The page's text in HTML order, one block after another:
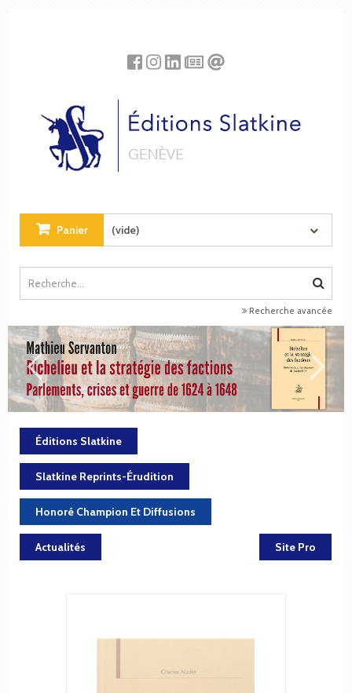
Panier (vide)
Recherche avancée
Éditions Slatkine
Slatkine Reprints-Érudition
Honoré Champion Et Diffusions
Actualités Site Pro